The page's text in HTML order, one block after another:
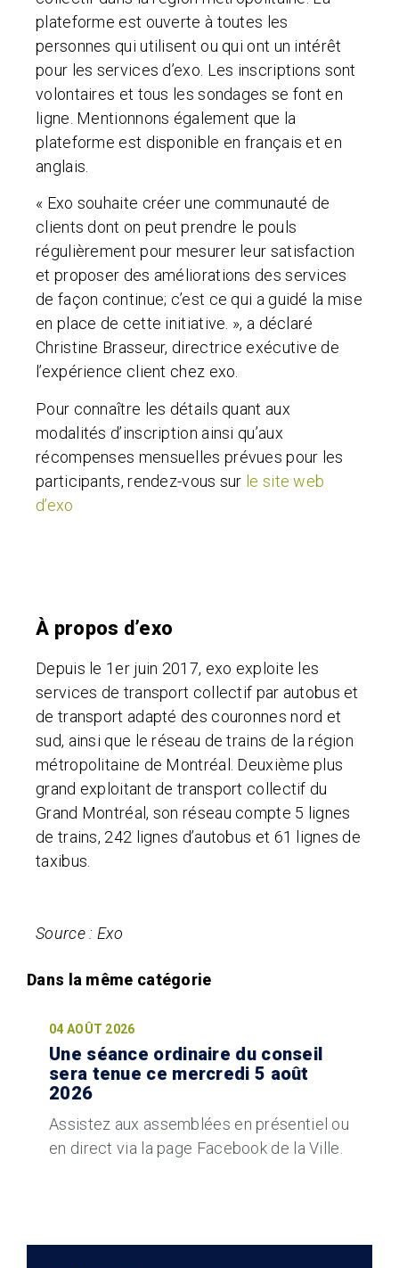
plateforme est ouverte à toutes les
personnes qui utilisent ou qui ont un intérêt
pour les services d’exo. Les inscriptions sont
volontaires et tous les sondages se font en
ligne. Mentionnons également que la
plateforme est disponible en français et en
anglais.
« Exo souhaite créer une communauté de
clients dont on peut prendre le pouls
régulièrement pour mesurer leur satisfaction
et proposer des améliorations des services
de façon continue; c’est ce qui a guidé la mise
en place de cette initiative. », a déclaré
Christine Brasseur, directrice exécutive de
l’expérience client chez exo.
Pour connaître les détails quant aux
modalités d’inscription ainsi qu’aux
récompenses mensuelles prévues pour les
participants, rendez-vous sur le site web
d’exo
À propos d’exo
Depuis le 1er juin 2017, exo exploite les
services de transport collectif par autobus et
de transport adapté des couronnes nord et
sud, ainsi que le réseau de trains de la région
métropolitaine de Montréal. Deuxième plus
grand exploitant de transport collectif du
Grand Montréal, son réseau compte 5 lignes
de trains, 242 lignes d’autobus et 61 lignes de
taxibus.
Source : Exo
04 AOÛT 2026
Une séance ordinaire du conseil
sera tenue ce mercredi 5 août
2026
Assistez aux assemblées en présentiel ou
en direct via la page Facebook de la Ville.